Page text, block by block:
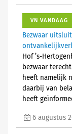
VN VANDAAG
Bezwaar
Hof ’s-
bezwaar
heeft namelijk
daarbij van
heeft
6 augustus